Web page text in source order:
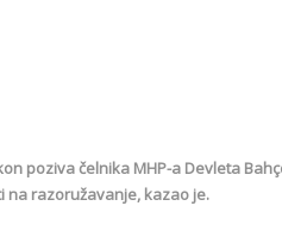
poziva čelnika MHP-a Devleta
na razoružavanje, kazao je.